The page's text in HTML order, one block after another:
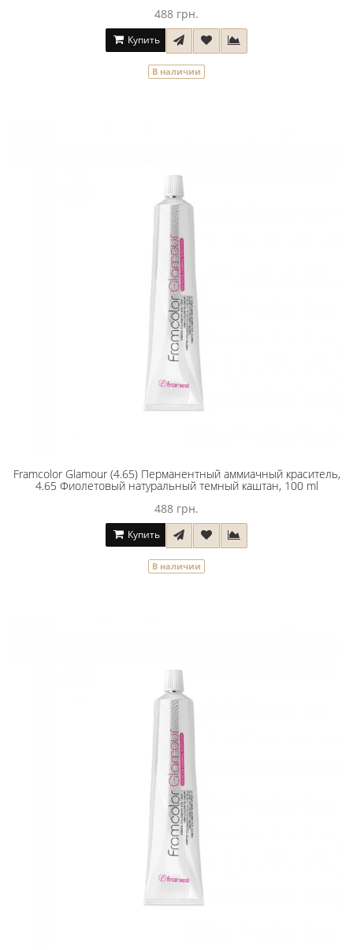
488 грн.
Купить
В наличии
Framcolor Glamour (4.65) Перманентный аммиачный краситель,
4.65 Фиолетовый натуральный темный каштан, 100 ml
488 грн.
Купить
В наличии